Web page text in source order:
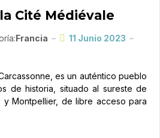
Cité Médiévale
Francia
11 Junio 2023
es un auténtico pueblo
de historia, situado al sureste de
y Montpellier, de libre acceso para